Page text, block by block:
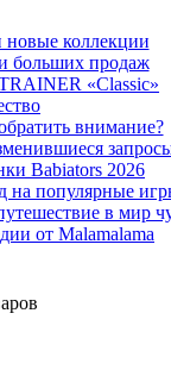
новые коллекции
больших продаж
«Classic»
внимание?
Babiators 2026
на популярные
в мир
от Malamalama